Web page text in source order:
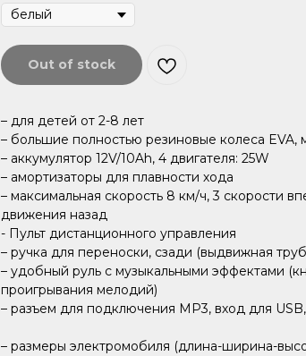
Out of stock
– для детей от 2-8 лет
– большие полностью резиновые колеса EVA,
– аккумулятор 12V/10Ah, 4 двигателя: 25W
– амортизаторы для плавности хода
– максимальная скорость 8 км/ч, 3 скорости
движения назад
- Пульт дистанционного управления
– ручка для переноски, сзади (выдвижная
– удобный руль с музыкальными эффектами
проигрывания мелодий)
– разъем для подключения MP3, вход для
– размеры электромобиля (длина-ширина-